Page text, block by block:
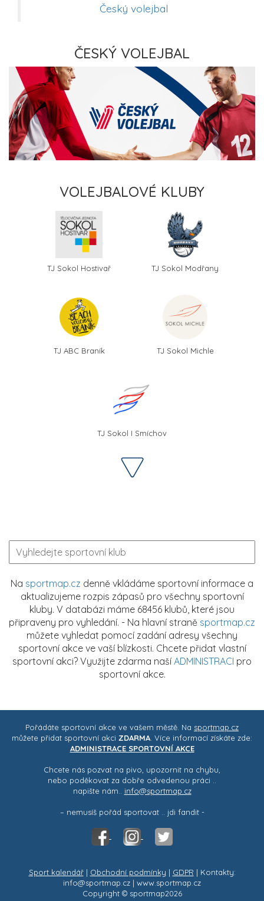
Český volejbal
ČESKÝ VOLEJBAL
VOLEJBALOVÉ KLUBY
TJ Sokol Hostivař TJ Sokol Modřany
TJ ABC Braník TJ Sokol Michle
TJ Sokol I Smíchov
Na sportmap.cz denně vkládáme sportovní informace a
aktualizujeme rozpis zápasů pro všechny sportovní
kluby. V databázi máme 68456 klubů, které jsou
připraveny pro vyhledání. - Na hlavní straně sportmap.cz
můžete vyhledat pomocí zadání adresy všechny
sportovní akce ve vaší blízkosti. Chcete přidat vlastní
sportovní akci? Využijte zdarma naší ADMINISTRACI pro
sportovní akce.
Pořádáte sportovní akce ve vašem městě. Na sportmap.cz
můžete přidat sportovní akci ZDARMA . Více informací získáte zde:
ADMINISTRACE SPORTOVNÍ AKCE
Chcete nás pozvat na pivo, upozornit na chybu,
nebo poděkovat za dobře odvedenou práci ..
napište nám.. info@sportmap.cz
– nemusíš pořád sportovat .. jdi fandit -
Sport kalendář| Obchodní podmínky | GDPR | Kontakty:
info@sportmap.cz | www.sportmap.cz
Copyright © sportmap2026